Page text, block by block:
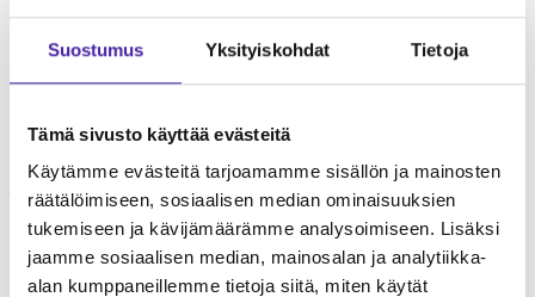
Suostumus Yksityiskohdat Tietoja
Tämä sivusto käyttää evästeitä
Käytämme evästeitä tarjoamamme sisällön ja mainosten
räätälöimiseen, sosiaalisen median ominaisuuksien
tukemiseen ja kävijämäärämme analysoimiseen. Lisäksi
jaamme sosiaalisen median, mainosalan ja analytiikka-
alan kumppaneillemme tietoja siitä, miten käytät
Yksin asuvatErinomainen valinta rauhallista seuraa
arvostavalle. Persialainen ei vaadi jatkuvaa viihdyttämistä.